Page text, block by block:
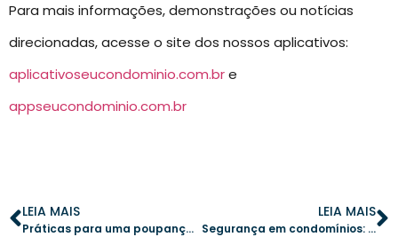
Para mais informações, demonstrações ou notícias
direcionadas, acesse o site dos nossos aplicativos:
aplicativoseucondominio.com.bre
appseucondominio.com.br
LEIA MAIS
Práticas para uma poupança coletiva eficiente em condomínios
LEIA MAIS
Segurança em condomínios: como reforçar pontos críticos e garantir a tranquilidade dos moradores